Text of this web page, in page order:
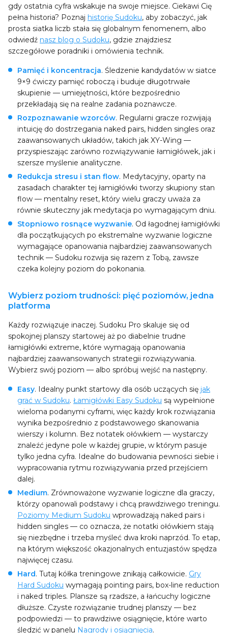
gdy ostatnia cyfra wskakuje na swoje miejsce. Ciekawi Cię
pełna historia? Poznaj historię Sudoku, aby zobaczyć, jak
prosta siatka liczb stała się globalnym fenomenem, albo
odwiedź nasz blog o Sudoku, gdzie znajdziesz
szczegółowe poradniki i omówienia technik.
Pamięć i koncentracja. Śledzenie kandydatów w siatce
9×9 ćwiczy pamięć roboczą i buduje długotrwałe
skupienie — umiejętności, które bezpośrednio
przekładają się na realne zadania poznawcze.
Rozpoznawanie wzorców. Regularni gracze rozwijają
intuicję do dostrzegania naked pairs, hidden singles oraz
zaawansowanych układów, takich jak XY-Wing —
przyspieszając zarówno rozwiązywanie łamigłówek, jak i
szersze myślenie analityczne.
Redukcja stresu i stan flow. Medytacyjny, oparty na
zasadach charakter tej łamigłówki tworzy skupiony stan
flow — mentalny reset, który wielu graczy uważa za
równie skuteczny jak medytacja po wymagającym dniu.
Stopniowo rosnące wyzwanie. Od łagodnej łamigłówki
dla początkujących po ekstremalne wyzwanie logiczne
wymagające opanowania najbardziej zaawansowanych
technik — Sudoku rozwija się razem z Tobą, zawsze
czeka kolejny poziom do pokonania.
Wybierz poziom trudności: pięć poziomów, jedna
platforma
Każdy rozwiązuje inaczej. Sudoku Pro skaluje się od
spokojnej planszy startowej aż po diabelnie trudne
łamigłówki extreme, które wymagają opanowania
najbardziej zaawansowanych strategii rozwiązywania.
Wybierz swój poziom — albo spróbuj wejść na następny.
Easy. Idealny punkt startowy dla osób uczących się jak
grać w Sudoku. Łamigłówki Easy Sudoku są wypełnione
wieloma podanymi cyframi, więc każdy krok rozwiązania
wynika bezpośrednio z podstawowego skanowania
wierszy i kolumn. Bez notatek ołówkiem — wystarczy
znaleźć jedyne pole w każdej grupie, w którym pasuje
tylko jedna cyfra. Idealne do budowania pewności siebie i
wypracowania rytmu rozwiązywania przed przejściem
dalej.
Medium. Zrównoważone wyzwanie logiczne dla graczy,
którzy opanowali podstawy i chcą prawdziwego treningu.
Poziomy Medium Sudoku wprowadzają naked pairs i
hidden singles — co oznacza, że notatki ołówkiem stają
się niezbędne i trzeba myśleć dwa kroki naprzód. To etap,
na którym większość okazjonalnych entuzjastów spędza
najwięcej czasu.
Hard. Tutaj kółka treningowe znikają całkowicie. Gry
Hard Sudoku wymagają pointing pairs, box-line reduction
i naked triples. Plansze są rzadsze, a łańcuchy logiczne
dłuższe. Czyste rozwiązanie trudnej planszy — bez
podpowiedzi — to prawdziwe osiągnięcie, które warto
śledzić w panelu Nagrody i osiągnięcia.